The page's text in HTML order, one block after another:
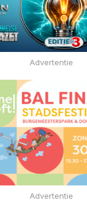
Advertentie
Advertentie